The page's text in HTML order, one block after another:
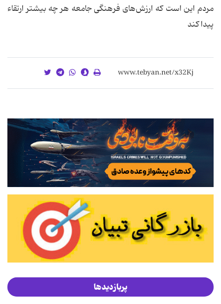
مردم این است که ارزش‌های فرهنگی جامعه هر چه بیشتر ارتقاء
پیدا کند
پربازدیدها